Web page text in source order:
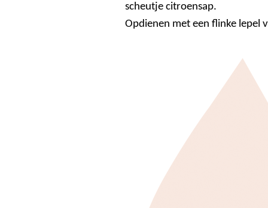
scheutje citroensap.
Opdienen met een flinke lepel